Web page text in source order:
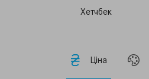
Хетчбек
Ціна